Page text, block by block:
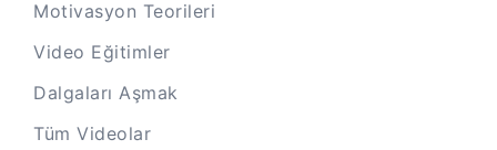
Motivasyon Teorileri
Video Eğitimler
Dalgaları Aşmak
Tüm Videolar